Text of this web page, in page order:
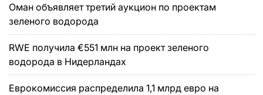
Оман объявляет третий аукцион по проектам
зеленого водорода
RWE получила €551 млн на проект зеленого
водорода в Нидерландах
Еврокомиссия распределила 1,1 млрд евро на